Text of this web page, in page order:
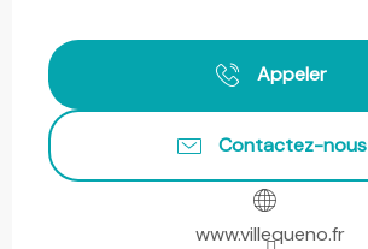
Appeler
Contactez-nous
www.villequeno.fr